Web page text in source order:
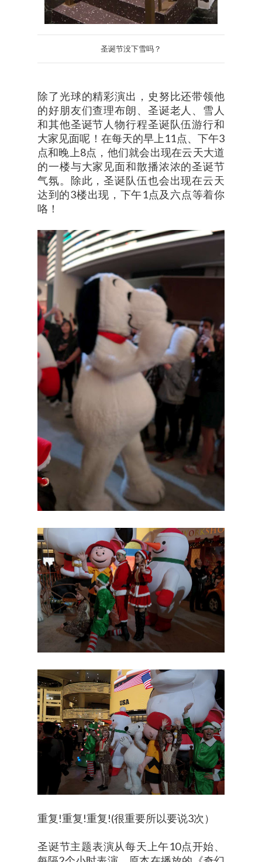
圣诞节没下雪吗？
除了光球的精彩演出，史努比还带领他
的好朋友们查理布朗、圣诞老人、雪人
和其他圣诞节人物行程圣诞队伍游行和
大家见面呢！在每天的早上11点、下午3
点和晚上8点，他们就会出现在云天大道
的一楼与大家见面和散播浓浓的圣诞节
气氛。除此，圣诞队伍也会出现在云天
达到的3楼出现，下午1点及六点等着你
咯！
重复!重复!重复!(很重要所以要说3次）
圣诞节主题表演从每天上午10点开始、